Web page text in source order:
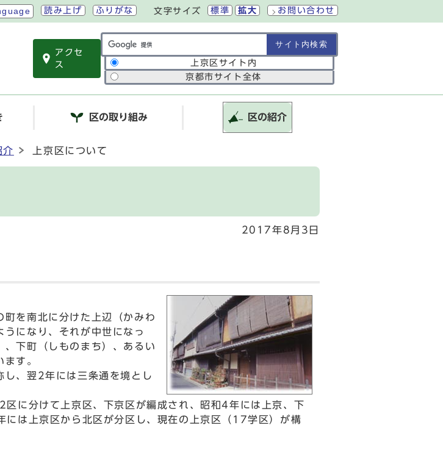
読み上げ ふりがな 文字サイズ 標準 拡大 お問い合わせ
アクセ
ス
サイト内検索の範囲
上京区サイト内
京都市サイト全体
区の取り組み 区の紹介
介 上京区について
2017年8月3日
を南北に分けた上辺（かみわ
になり、それが中世になっ
下町（しものまち）、あるい
す。
、翌2年には三条通を境とし
に分けて上京区、下京区が編成され、昭和4年には上京、下
は上京区から北区が分区し、現在の上京区（17学区）が構